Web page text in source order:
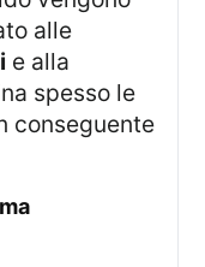
alle
e alla
spesso le
conseguente